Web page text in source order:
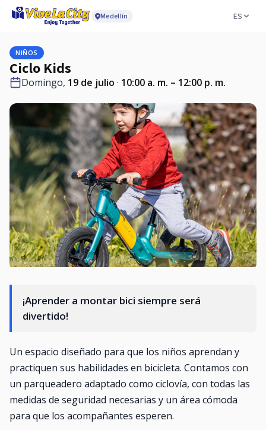
Medellín ES
NIÑOS
Ciclo Kids
Domingo, 19 de julio · 10:00 a. m. – 12:00 p. m.
¡Aprender a montar bici siempre será
divertido!
Un espacio diseñado para que los niños aprendan y
practiquen sus habilidades en bicicleta. Contamos con
un parqueadero adaptado como ciclovía, con todas las
medidas de seguridad necesarias y un área cómoda
para que los acompañantes esperen.